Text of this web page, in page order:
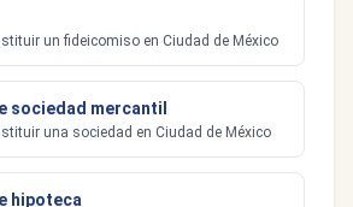
un fideicomiso en Ciudad de México
sociedad mercantil
una sociedad en Ciudad de México
hipoteca